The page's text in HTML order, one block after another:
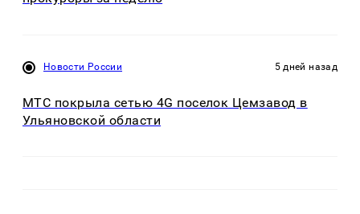
Новости России 5 дней назад
МТС покрыла сетью 4G поселок Цемзавод в
Ульяновской области